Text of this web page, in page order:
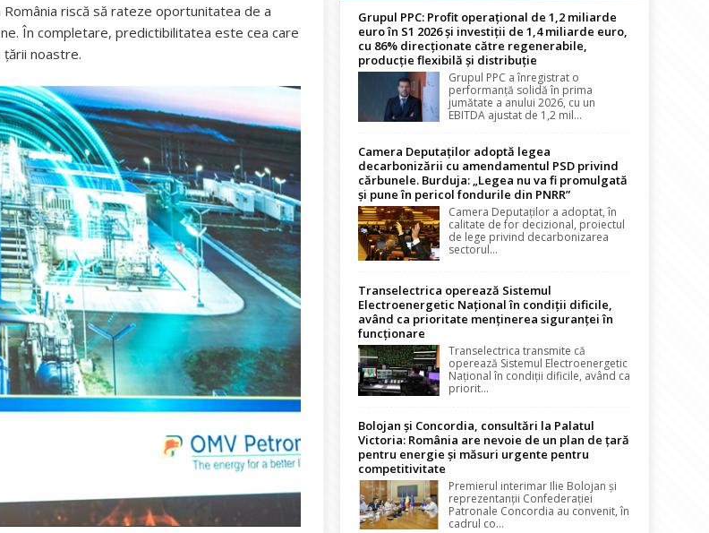
riscă să rateze oportunitatea de a
În completare, predictibilitatea este cea care
noastre.
Grupul PPC: Profit operațional de 1,2 miliarde
euro în S1 2026 și investiții de 1,4 miliarde euro,
cu 86% direcționate către regenerabile,
producție flexibilă și distribuție
Grupul PPC a înregistrat o
performanță solidă în prima
jumătate a anului 2026, cu un
EBITDA ajustat de 1,2 mil...
Camera Deputaților adoptă legea
decarbonizării cu amendamentul PSD privind
cărbunele. Burduja: „Legea nu va fi promulgată
și pune în pericol fondurile din PNRR”
Camera Deputaților a adoptat, în
calitate de for decizional, proiectul
de lege privind decarbonizarea
sectorul...
Transelectrica operează Sistemul
Electroenergetic Național în condiții dificile,
având ca prioritate menținerea siguranței în
funcționare
Transelectrica transmite că
operează Sistemul Electroenergetic
Național în condiții dificile, având ca
priorit...
Bolojan și Concordia, consultări la Palatul
Victoria: România are nevoie de un plan de țară
pentru energie și măsuri urgente pentru
competitivitate
Premierul interimar Ilie Bolojan și
reprezentanții Confederației
Patronale Concordia au convenit, în
cadrul co...